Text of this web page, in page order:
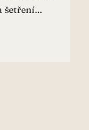
šetření…